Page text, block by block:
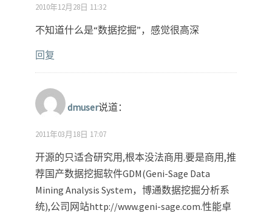
2010年12月28日 11:32
不知道什么是“数据挖掘”，感觉很高深
回复
dmuser说道：
2011年03月18日 17:07
开源的只适合研究用,根本没法商用.要是商用,推
荐国产数据挖掘软件GDM(Geni-Sage Data
Mining Analysis System，博通数据挖掘分析系
统),公司网站http://www.geni-sage.com.性能卓